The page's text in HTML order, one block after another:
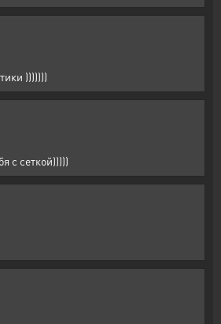
)))))))
с сеткой)))))